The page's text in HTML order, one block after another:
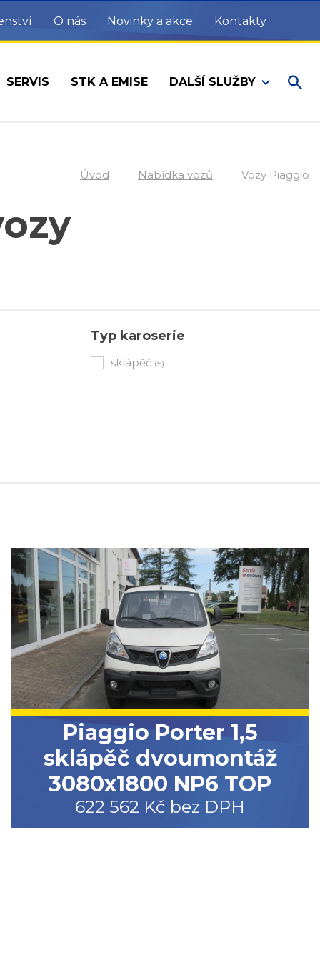
O nás Novinky a akce Kontakty
SERVIS STK A EMISE DALŠÍ SLUŽBY
Úvod Nabídka vozů Vozy Piaggio
Typ karoserie
sklápěč (5)
Piaggio Porter 1,5
sklápěč dvoumontáž
3080x1800 NP6 TOP
622 562 Kč bez DPH